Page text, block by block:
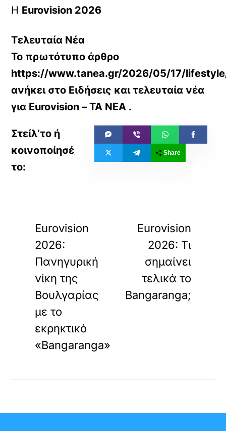
Η Eurovision 2026
Τελευταία Νέα
Το πρωτότυπο άρθρο
https://www.tanea.gr/2026/05/17/
ανήκει στο Ειδήσεις και τελευταία νέα
για Eurovision – ΤΑ ΝΕΑ .
Share
Eurovision
2026:
Πανηγυρική
νίκη της
Βουλγαρίας
με το
εκρηκτικό
«Bangaranga»
Eurovision
2026: Τι
σημαίνει
τελικά το
Bangaranga;